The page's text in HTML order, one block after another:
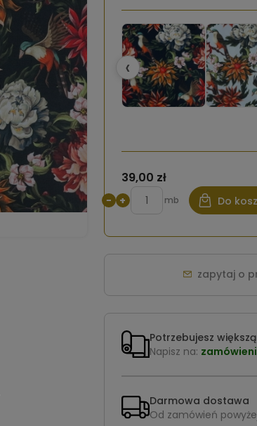
‹
39,00 zł
− + mb Do
zapytaj o
Potrzebujesz
Napisz na:
Darmowa dostawa
Od zamówień